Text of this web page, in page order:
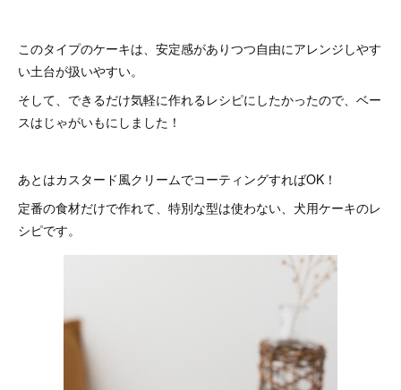
このタイプのケーキは、安定感がありつつ自由にアレンジしやす
い土台が扱いやすい。
そして、できるだけ気軽に作れるレシピにしたかったので、ベー
スはじゃがいもにしました！
あとはカスタード風クリームでコーティングすればOK！
定番の食材だけで作れて、特別な型は使わない、犬用ケーキのレ
シピです。